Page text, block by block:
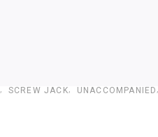
SCREW JACK UNACCOMPANIED